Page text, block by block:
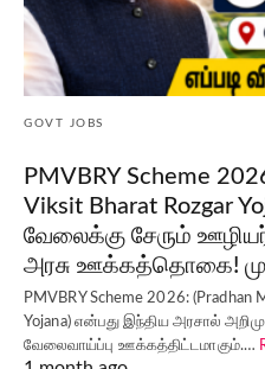
GOVT JOBS
PMVBRY Scheme
Viksit Bharat Rozgar
வேலைக்கு சேரும்
அரசு ஊக்கத்தொகை!
PMVBRY Scheme 2026: (Pradhan
Yojana) என்பது இந்திய அரசால்
வேலைவாய்ப்பு ஊக்கத்திட்டமாகும்.…